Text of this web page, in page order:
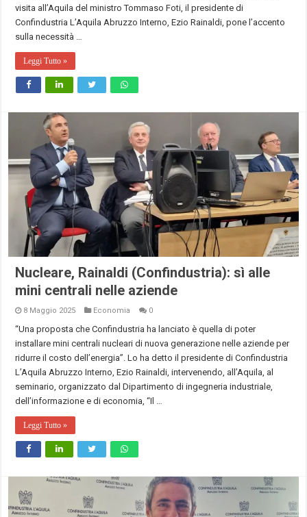
visita all’Aquila del ministro Tommaso Foti, il presidente di
Confindustria L’Aquila Abruzzo Interno, Ezio Rainaldi, pone l’accento
sulla necessità …
Leggi Tutto »
Nucleare, Rainaldi (Confindustria): sì alle
mini centrali nelle aziende
8 Maggio 2025 Economia 0
“Una proposta che Confindustria ha lanciato è quella di poter
installare mini centrali nucleari di nuova generazione nelle aziende per
ridurre il costo dell’energia”. Lo ha detto il presidente di Confindustria
L’Aquila Abruzzo Interno, Ezio Rainaldi, intervenendo, all’Aquila, al
seminario, organizzato dal Dipartimento di ingegneria industriale,
dell’informazione e di economia, “Il …
Leggi Tutto »